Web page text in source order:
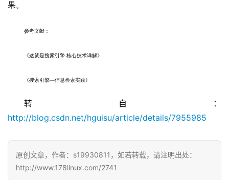
果。
参考文献：
《这就是搜索引擎:核心技术详解》
《搜索引擎—信息检索实践》
转自：
http://blog.csdn.net/hguisu/article/details/7955985
原创文章，作者：s19930811，如若转载，请注明出处：
http://www.178linux.com/2741